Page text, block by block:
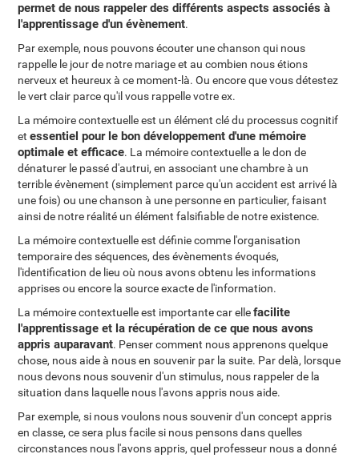
permet de nous rappeler des différents aspects associés à
l'apprentissage d'un évènement.
Par exemple, nous pouvons écouter une chanson qui nous
rappelle le jour de notre mariage et au combien nous étions
nerveux et heureux à ce moment-là. Ou encore que vous détestez
le vert clair parce qu'il vous rappelle votre ex.
La mémoire contextuelle est un élément clé du processus cognitif
etessentiel pour le bon développement d'une mémoire
optimale et efficace. La mémoire contextuelle a le don de
dénaturer le passé d'autrui, en associant une chambre à un
terrible évènement (simplement parce qu'un accident est arrivé là
une fois) ou une chanson à une personne en particulier, faisant
ainsi de notre réalité un élément falsifiable de notre existence.
La mémoire contextuelle est définie comme l'organisation
temporaire des séquences, des évènements évoqués,
l'identification de lieu où nous avons obtenu les informations
apprises ou encore la source exacte de l'information.
La mémoire contextuelle est importante car ellefacilite
l'apprentissage et la récupération de ce que nous avons
appris auparavant. Penser comment nous apprenons quelque
chose, nous aide à nous en souvenir par la suite. Par delà, lorsque
nous devons nous souvenir d'un stimulus, nous rappeler de la
situation dans laquelle nous l'avons appris nous aide.
Par exemple, si nous voulons nous souvenir d'un concept appris
en classe, ce sera plus facile si nous pensons dans quelles
circonstances nous l'avons appris, quel professeur nous a donné